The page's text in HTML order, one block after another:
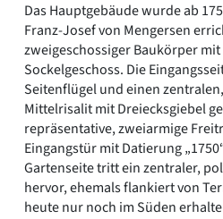
Das Hauptgebäude wurde ab
Franz-Josef von Mengersen
zweigeschossiger Baukörper
Sockelgeschoss. Die
Seitenflügel und einen
Mittelrisalit mit Dreiecksgiebel
repräsentative, zweiarmige
Eingangstür mit Datierung
Gartenseite tritt ein zentraler,
hervor, ehemals flankiert von
heute nur noch im Süden